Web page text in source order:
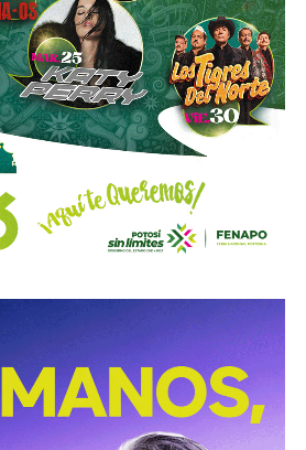
no anunciaron a tiempo el tope
hasta que ya estaba listo el muro
por parte de estas mismas
o rescatar las señales que
la ciudad, están mal pintadas,
o tapadas por árboles
videos, que criticaron al
(como si eso no fuera pan
no acompañaron sus post con un
con lo establecido”,
falta para el 2027, no